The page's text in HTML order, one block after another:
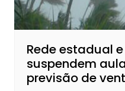
Rede estadual
suspendem
previsão de